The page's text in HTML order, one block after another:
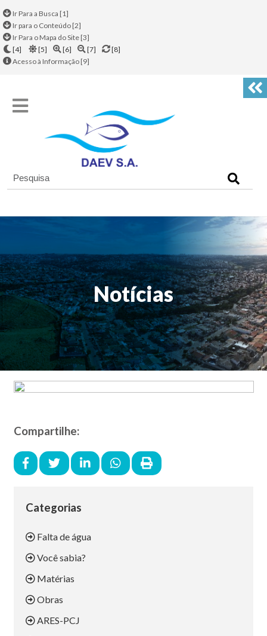
Ir Para a Busca [1]
Ir para o Conteúdo [2]
Ir Para o Mapa do Site [3]
[4]
[5] [6] [7]
[8]
Acesso à Informação [9]
Notícias
Compartilhe:
Categorias
Falta de água
Você sabia?
Matérias
Obras
ARES-PCJ